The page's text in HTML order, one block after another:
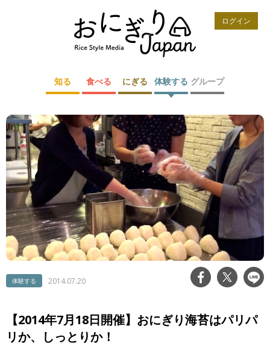
ログイン
知る 食べる にぎる 体験する グループ
体験する 2014.07.20
【2014年7月18日開催】おにぎり海苔はパリパ
リか、しっとりか！